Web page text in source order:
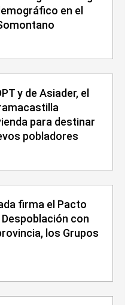
en el
y de Asiader, el
para destinar
pobladores
firma el Pacto
con
los Grupos